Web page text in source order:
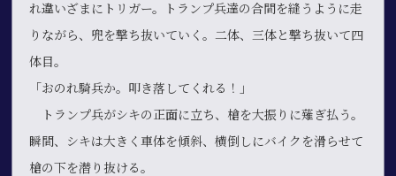
れ違いざまにトリガー。トランプ兵達の合間を縫うように走
りながら、兜を撃ち抜いていく。二体、三体と撃ち抜いて四
体目。
「おのれ騎兵か。叩き落してくれる！」
トランプ兵がシキの正面に立ち、槍を大振りに薙ぎ払う。
瞬間、シキは大きく車体を傾斜、横倒しにバイクを滑らせて
槍の下を潜り抜ける。